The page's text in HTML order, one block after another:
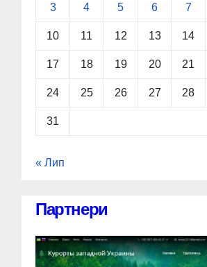
3 4 5 6 7
10 11 12 13 14
17 18 19 20 21
24 25 26 27 28
31
« Лип
Партнери